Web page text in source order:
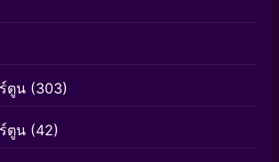
ตูน (303)
ตูน (42)